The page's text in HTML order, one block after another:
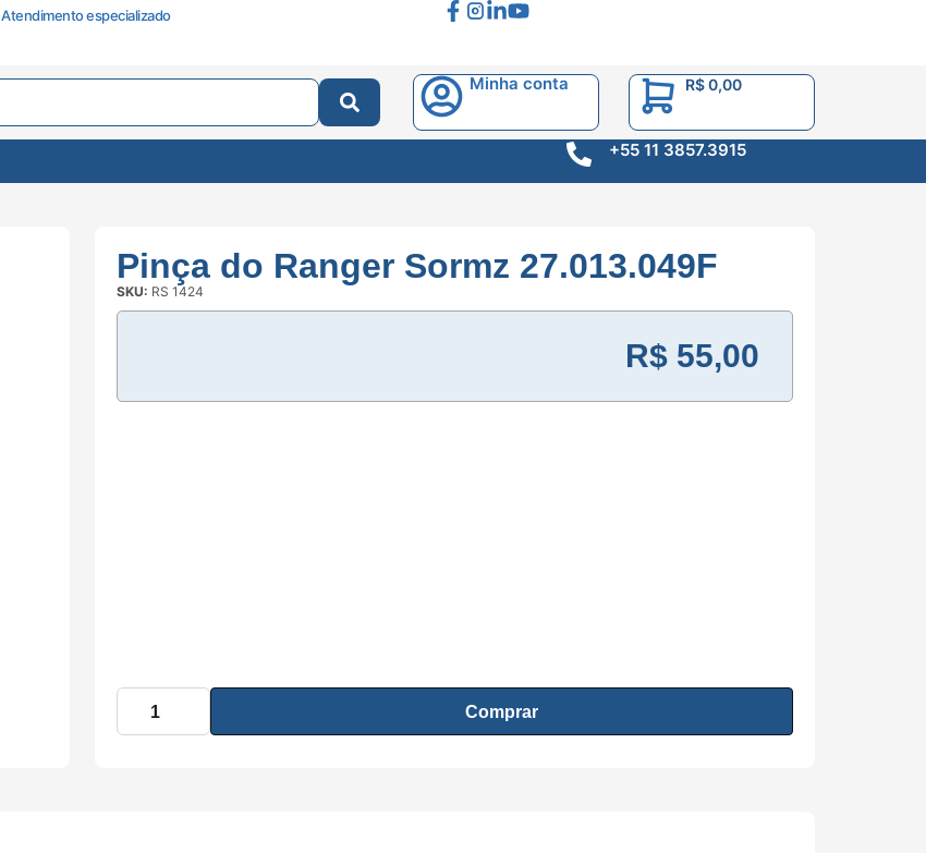
Atendimento especializado
Minha conta R$0,00
+55 11 3857.3915
Pinça do Ranger Sormz 27.013.049F
SKU: RS 1424
R$ 55,00
Comprar